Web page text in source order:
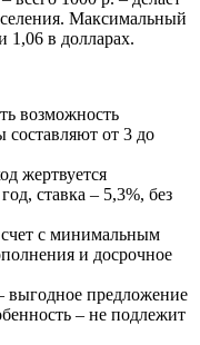
Максимальный
1,06 в долларах.
возможность
от 3 до
жертвуется
ставка – 5,3%, без
с минимальным
и досрочное
выгодное предложение
– не подлежит